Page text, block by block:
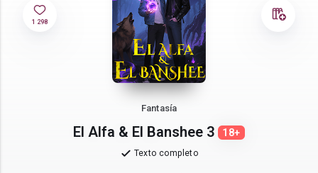
1 298
Fantasía
El Alfa & El Banshee 3 18+
Texto completo